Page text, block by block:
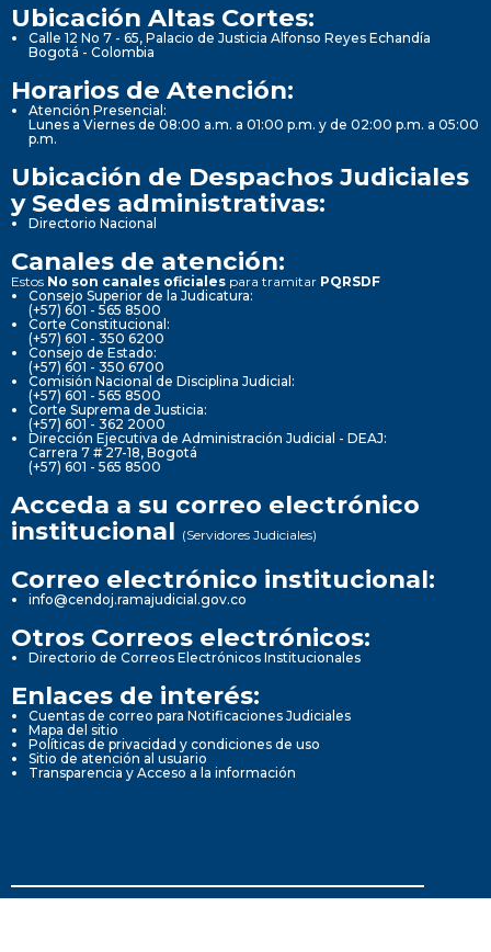
Ubicación Altas Cortes:
Calle 12 No 7 - 65, Palacio de Justicia Alfonso Reyes Echandía
Bogotá - Colombia
Horarios de Atención:
Atención Presencial:
Lunes a Viernes de 08:00 a.m. a 01:00 p.m. y de 02:00 p.m. a 05:00
p.m.
Ubicación de Despachos Judiciales
y Sedes administrativas:
Directorio Nacional
Canales de atención:
Estos No son canales oficiales para tramitar PQRSDF
Consejo Superior de la Judicatura:
(+57) 601 - 565 8500
Corte Constitucional:
(+57) 601 - 350 6200
Consejo de Estado:
(+57) 601 - 350 6700
Comisión Nacional de Disciplina Judicial:
(+57) 601 - 565 8500
Corte Suprema de Justicia:
(+57) 601 - 362 2000
Dirección Ejecutiva de Administración Judicial - DEAJ:
Carrera 7 # 27-18, Bogotá
(+57) 601 - 565 8500
Acceda a su correo electrónico
institucional (Servidores Judiciales)
Correo electrónico institucional:
info@cendoj.ramajudicial.gov.co
Otros Correos electrónicos:
Directorio de Correos Electrónicos Institucionales
Enlaces de interés:
Cuentas de correo para Notificaciones Judiciales
Mapa del sitio
Políticas de privacidad y condiciones de uso
Sitio de atención al usuario
Transparencia y Acceso a la información